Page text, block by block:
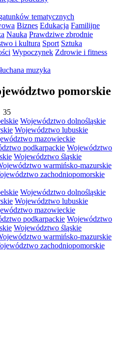
tematycznych
Biznes Edukacja Familijne
Nauka Prawdziwe zbrodnie
i kultura Sport Sztuka
Wypoczynek Zdrowie i fitness
muzyka
pomorskie
35
Województwo dolnośląskie
Województwo lubuskie
mazowieckie
podkarpackie Województwo
Województwo śląskie
warmińsko-mazurskie
zachodniopomorskie
Województwo dolnośląskie
Województwo lubuskie
mazowieckie
podkarpackie Województwo
Województwo śląskie
warmińsko-mazurskie
zachodniopomorskie